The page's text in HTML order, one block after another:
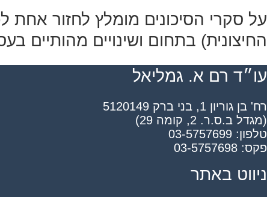
על סקרי הסיכונים מומלץ לחזור אחת
החיצונית) בתחום ושינויים מהותיים
עו״ד רם א. גמליאל
רח' בן גוריון 1, בני ברק 5120149
(מגדל ב.ס.ר. 2, קומה 29)
טלפון: 03-5757699
פקס: 03-5757698
ניווט באתר